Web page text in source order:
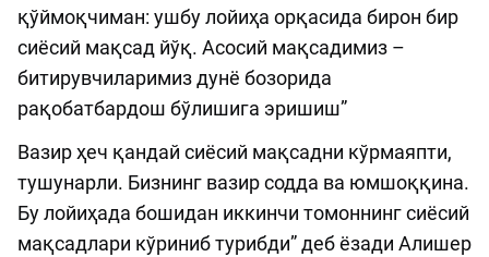
қўймоқчиман: ушбу лойиҳа орқасида бирон бир
сиёсий мақсад йўқ. Асосий мақсадимиз –
битирувчиларимиз дунё бозорида
рақобатбардош бўлишига эришиш”
Вазир ҳеч қандай сиёсий мақсадни кўрмаяпти,
тушунарли. Бизнинг вазир содда ва юмшоққина.
Бу лойиҳада бошидан иккинчи томоннинг сиёсий
мақсадлари кўриниб турибди” деб ёзади Алишер